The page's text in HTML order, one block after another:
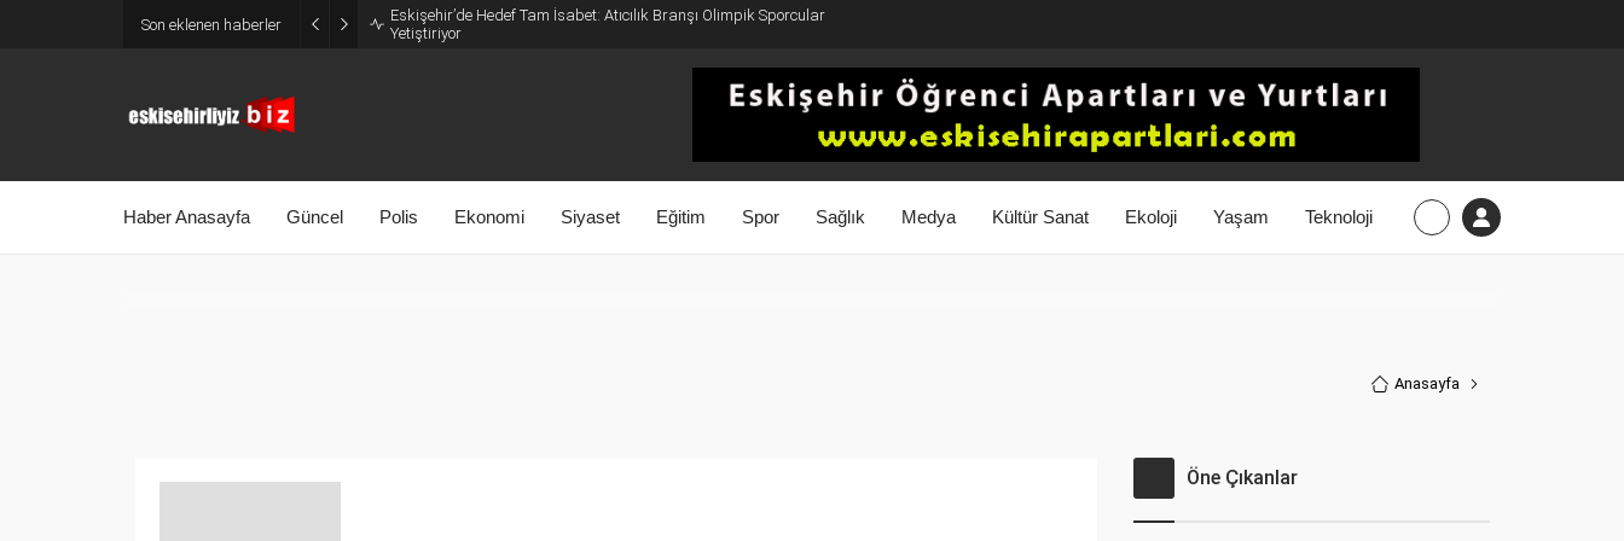
Son eklenen haberler
Eskişehir’de Hedef Tam İsabet: Atıcılık Branşı Olimpik Sporcular
Yetiştiriyor
Haber Anasayfa Güncel Polis Ekonomi Siyaset Eğitim Spor Sağlık Medya Kültür Sanat Ekoloji Yaşam Teknoloji
Anasayfa
Öne Çıkanlar